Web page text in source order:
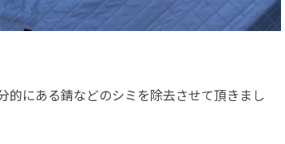
にある錆などのシミを除去させて頂きまし